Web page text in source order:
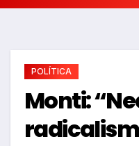
POLÍTICA
Monti: